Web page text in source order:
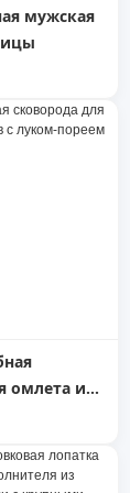
мужская
омлета и